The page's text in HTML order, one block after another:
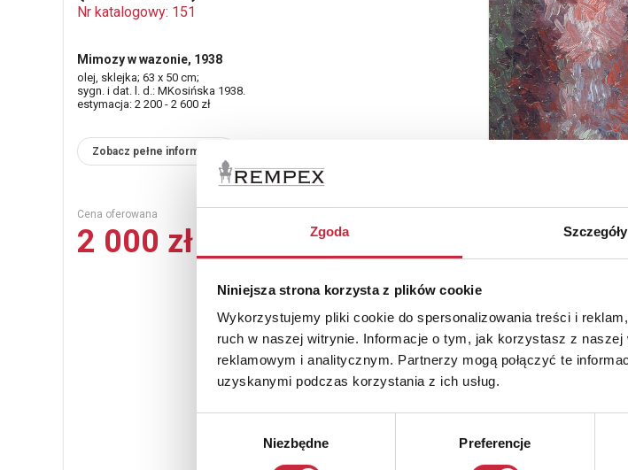
Zgoda Szczegóły
Niniejsza strona korzysta z plików cookie
Wykorzystujemy pliki cookie do spersonalizowania treści i
ruch w naszej witrynie. Informacje o tym, jak korzystasz z
reklamowym i analitycznym. Partnerzy mogą połączyć te
uzyskanymi podczas korzystania z ich usług.
Niezbędne Preferencje
Nr katalogowy: 151
Mimozy w wazonie, 1938
olej, sklejka; 63 x 50 cm;
sygn. i dat. l. d.: MKosińska 1938.
estymacja: 2 200 - 2 600 zł
Zobacz pełne informacje
Cena oferowana
2 000 zł